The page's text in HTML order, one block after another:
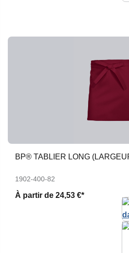
BP® TABLIER LONG
1902-400-82
À partir de 24,53 €*